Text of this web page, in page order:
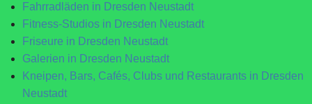
Fahrradläden in Dresden Neustadt
Fitness-Studios in Dresden Neustadt
Friseure in Dresden Neustadt
Galerien in Dresden Neustadt
Kneipen, Bars, Cafés, Clubs und Restaurants in Dresden
Neustadt